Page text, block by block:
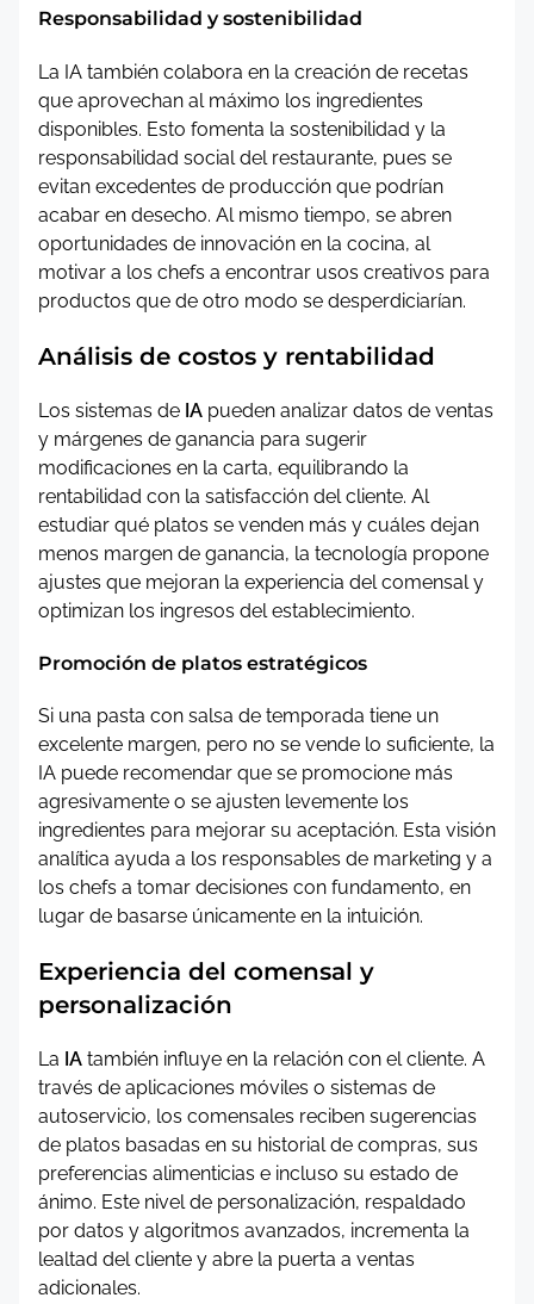
Responsabilidad y sostenibilidad
La IA también colabora en la creación de recetas
que aprovechan al máximo los ingredientes
disponibles. Esto fomenta la sostenibilidad y la
responsabilidad social del restaurante, pues se
evitan excedentes de producción que podrían
acabar en desecho. Al mismo tiempo, se abren
oportunidades de innovación en la cocina, al
motivar a los chefs a encontrar usos creativos para
productos que de otro modo se desperdiciarían.
Análisis de costos y rentabilidad
Los sistemas de IA pueden analizar datos de ventas
y márgenes de ganancia para sugerir
modificaciones en la carta, equilibrando la
rentabilidad con la satisfacción del cliente. Al
estudiar qué platos se venden más y cuáles dejan
menos margen de ganancia, la tecnología propone
ajustes que mejoran la experiencia del comensal y
optimizan los ingresos del establecimiento.
Promoción de platos estratégicos
Si una pasta con salsa de temporada tiene un
excelente margen, pero no se vende lo suficiente, la
IA puede recomendar que se promocione más
agresivamente o se ajusten levemente los
ingredientes para mejorar su aceptación. Esta visión
analítica ayuda a los responsables de marketing y a
los chefs a tomar decisiones con fundamento, en
lugar de basarse únicamente en la intuición.
Experiencia del comensal y
personalización
La IA también influye en la relación con el cliente. A
través de aplicaciones móviles o sistemas de
autoservicio, los comensales reciben sugerencias
de platos basadas en su historial de compras, sus
preferencias alimenticias e incluso su estado de
ánimo. Este nivel de personalización, respaldado
por datos y algoritmos avanzados, incrementa la
lealtad del cliente y abre la puerta a ventas
adicionales.